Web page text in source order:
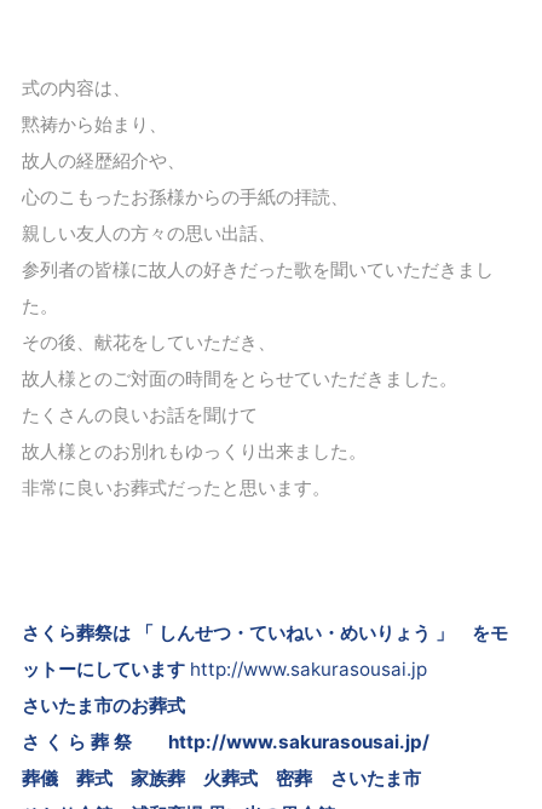
式の内容は、
黙祷から始まり、
故人の経歴紹介や、
心のこもったお孫様からの手紙の拝読、
親しい友人の方々の思い出話、
参列者の皆様に故人の好きだった歌を聞いていただきまし
た。
その後、献花をしていただき、
故人様とのご対面の時間をとらせていただきました。
たくさんの良いお話を聞けて
故人様とのお別れもゆっくり出来ました。
非常に良いお葬式だったと思います。
さくら葬祭は 「 しんせつ・ていねい・めいりょう 」 をモ
ットーにしています http://www.sakurasousai.jp
さいたま市のお葬式
さ く ら 葬 祭
http://www.sakurasousai.jp/
葬儀 葬式 家族葬 火葬式 密葬さいたま市